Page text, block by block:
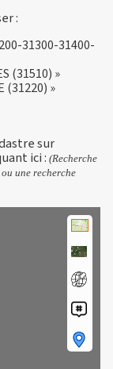
:
31300-31400-
(31510) »
(31220) »
sur
ici: (Recherche
une recherche